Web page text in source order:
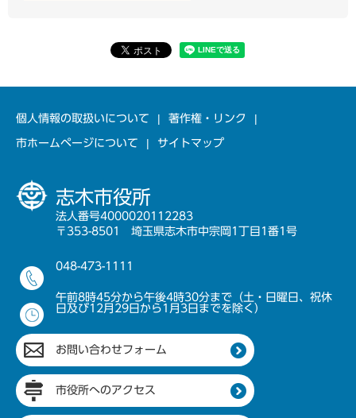
個人情報の取扱いについて 著作権・リンク
市ホームページについて サイトマップ
志木市役所
法人番号4000020112283
〒353-8501 埼玉県志木市中宗岡1丁目1番1号
048-473-1111
午前8時45分から午後4時30分まで（土・日曜日、祝休
日及び12月29日から1月3日までを除く）
お問い合わせフォーム
市役所へのアクセス